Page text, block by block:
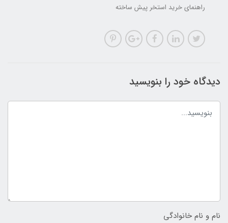
راهنمای خرید استخر پیش ساخته
دیدگاه خود را بنویسید
نام و نام خانوادگی